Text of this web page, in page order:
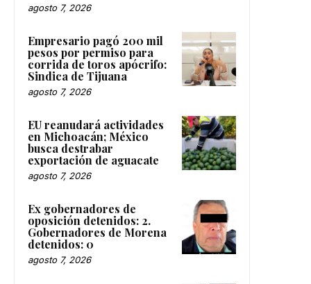
agosto 7, 2026
Empresario pagó 200 mil
pesos por permiso para
corrida de toros apócrifo:
Sindica de Tijuana
agosto 7, 2026
EU reanudará actividades
en Michoacán; México
busca destrabar
exportación de aguacate
agosto 7, 2026
Ex gobernadores de
oposición detenidos: 2.
Gobernadores de Morena
detenidos: 0
agosto 7, 2026